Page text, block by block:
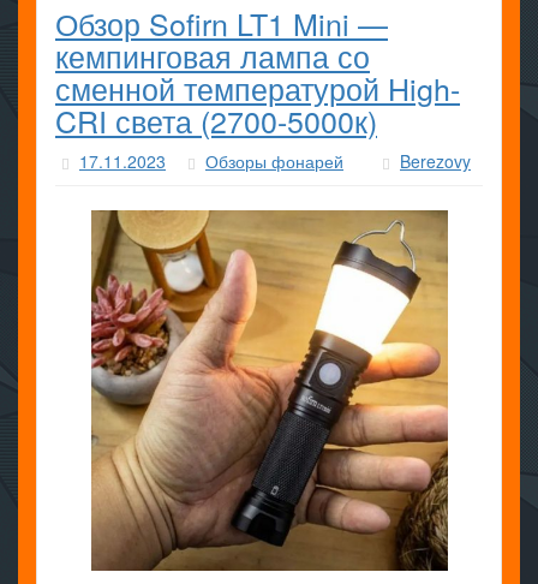
Обзор Sofirn LT1 Mini —
кемпинговая лампа со
сменной температурой High-
CRI света (2700-5000к)
17.11.2023 Обзоры фонарей Berezovy